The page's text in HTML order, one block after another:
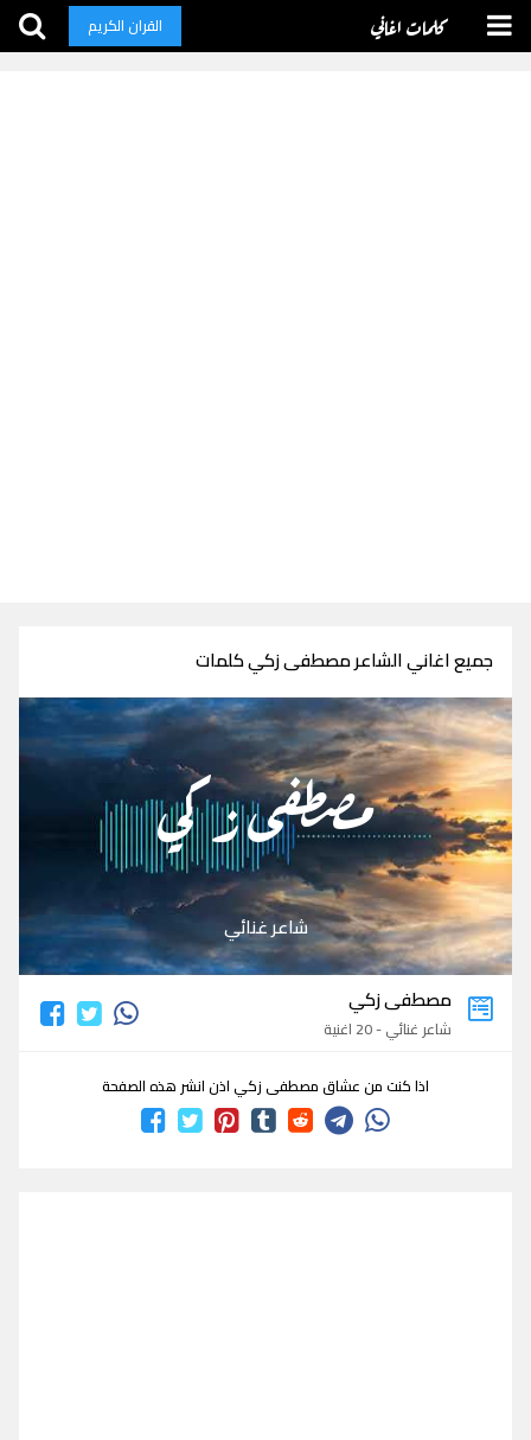
كلمات اغاني القران الكريم
جميع اغاني الشاعر مصطفى زكي كلمات
مصطفى زكي
شاعر غنائي
مصطفى زكي
شاعر غنائي - 20 اغنية
اذا كنت من عشاق مصطفى زكي اذن انشر هذه الصفحة